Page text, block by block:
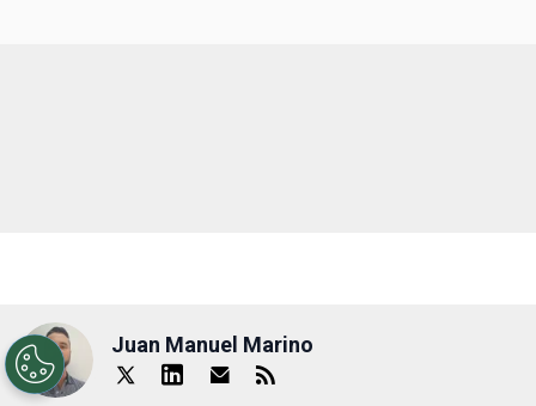
Juan Manuel Marino